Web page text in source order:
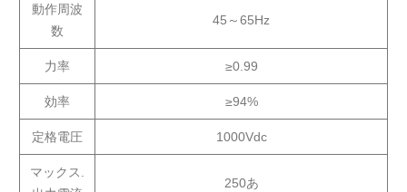
動作周波
数
45～65Hz
力率 ≥0.99
効率 ≥94%
定格電圧 1000Vdc
マックス.
250あ